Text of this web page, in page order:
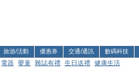
旅游/活動 優惠券 交通/通訊 數碼科技
電器 嬰童 雜誌有禮 生日送禮 健康生活